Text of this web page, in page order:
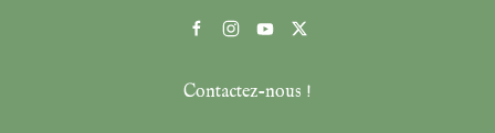
Contactez-nous !